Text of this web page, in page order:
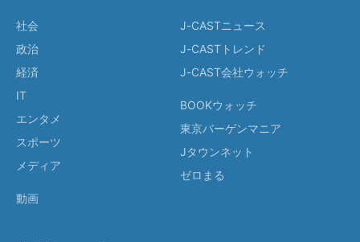
社会
政治
経済
IT
エンタメ
スポーツ
メディア
動画
J-CASTニュース
J-CASTトレンド
J-CAST会社ウォッチ
BOOKウォッチ
東京バーゲンマニア
Jタウンネット
ゼロまる